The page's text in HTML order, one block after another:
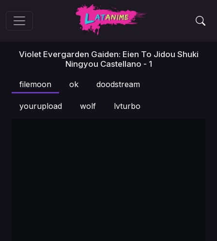
Violet Evergarden Gaiden: Eien To Jidou Shuki
Ningyou Castellano - 1
filemoon ok doodstream
yourupload wolf lvturbo